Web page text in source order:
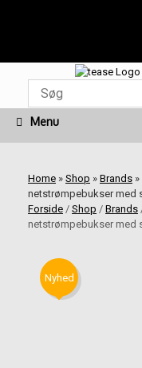
Menu
Home » Shop » Brands »
netstrømpebukser med
Forside / Shop / Brands
netstrømpebukser med
Nyhed